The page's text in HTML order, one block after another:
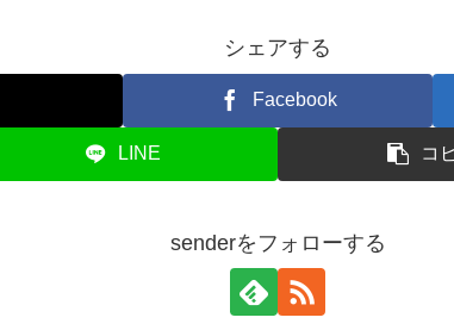
シェアする
Facebook
LINE コ
senderをフォローする